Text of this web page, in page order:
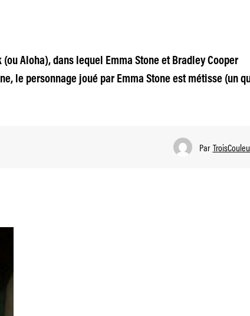
Aloha), dans lequel Emma Stone et Bradley Cooper
le personnage joué par Emma Stone est métisse (un
Par